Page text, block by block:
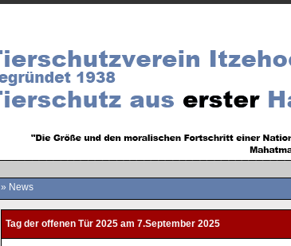
» News
Tag der offenen Tür 2025 am 7.September 2025